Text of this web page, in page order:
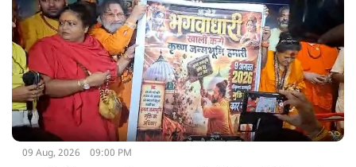
09 Aug, 2026 09:00 PM